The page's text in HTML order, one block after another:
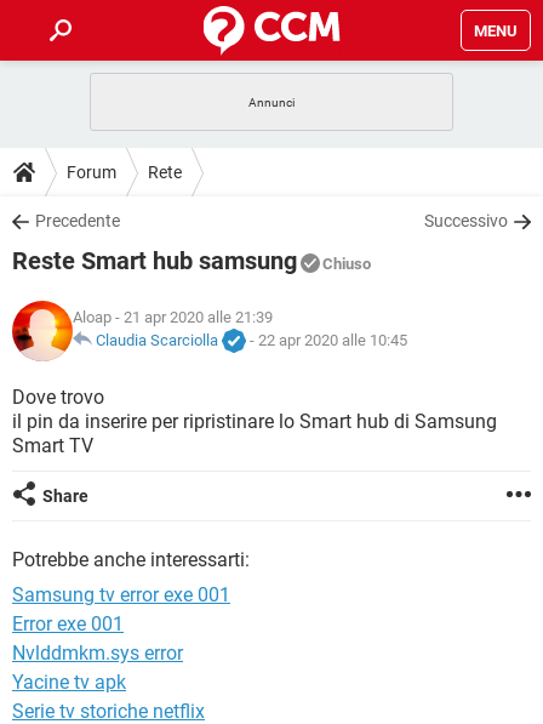
MENU
INTRATTENIMENTO
iOS
INSTAGRAM WHATSAPP
TIKTOK
HARDWARE
GUIDE
COVID-19
INSTAGRAM
TIKTOK
HARDWARE
DOWNLOAD
COVID-19 GAMING
INTRATTENIMENTO
iOS WINDOWS 10
TIKTOK FACEBOOK
COVID-19
INTRATTENIMENTO
iOS
INSTAGRAM
TIKTOK
GLOSSARIO
INTRATTENIMENTO ANDROID
INSTAGRAM
TIKTOK
HARDWARE
Forum Rete
Precedente Successivo
Reste Smart hub samsung Chiuso
Aloap - 21 apr 2020 alle 21:39
Claudia Scarciolla
- 22 apr 2020 alle 10:45
Dove trovo
il pin da inserire per ripristinare lo Smart hub di Samsung
Smart TV
Share
Potrebbe anche interessarti:
Samsung tv error exe 001
Error exe 001
Nvlddmkm.sys error
Yacine tv apk
Serie tv storiche netflix